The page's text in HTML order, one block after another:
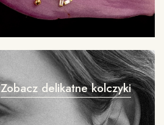
Zobacz delikatne kolczyki